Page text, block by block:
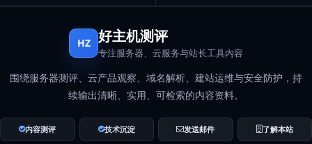
HZ 好主机测评
专注服务器、云服务与站长工具内容
围绕服务器测评、云产品观察、域名解析、建站运维与安全防护，持
续输出清晰、实用、可检索的内容资料。
内容测评 技术沉淀 发送邮件 了解本站